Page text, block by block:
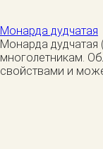
Монарда дудчатая
Монарда дудчатая
многолетникам.
свойствами и